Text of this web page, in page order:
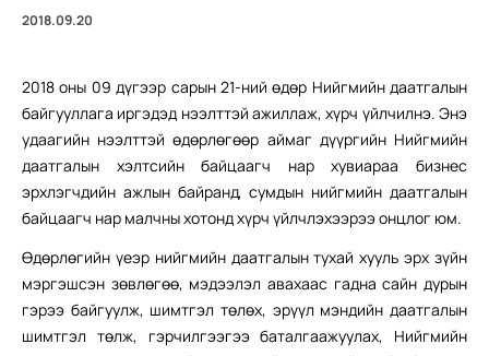
2018.09.20
2018 оны 09 дүгээр сарын 21-ний өдөр Нийгмийн даатгалын
байгууллага иргэдэд нээлттэй ажиллаж, хүрч үйлчилнэ. Энэ
удаагийн нээлттэй өдөрлөгөөр аймаг дүүргийн Нийгмийн
даатгалын хэлтсийн байцаагч нар хувиараа бизнес
эрхлэгчдийн ажлын байранд, сумдын нийгмийн даатгалын
байцаагч нар малчны хотонд хүрч үйлчлэхээрээ онцлог юм.
Өдөрлөгийн үеэр нийгмийн даатгалын тухай хууль эрх зүйн
мэргэшсэн зөвлөгөө, мэдээлэл авахаас гадна сайн дурын
гэрээ байгуулж, шимтгэл төлөх, эрүүл мэндийн даатгалын
шимтгэл төлж, гэрчилгээгээ баталгаажуулах, Нийгмийн